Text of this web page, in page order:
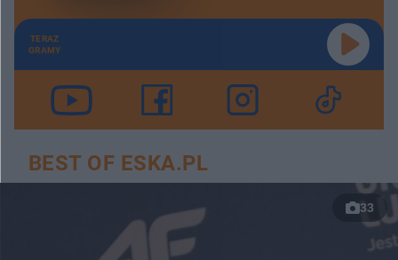
TERAZ
GRAMY
BEST OF ESKA.PL
33